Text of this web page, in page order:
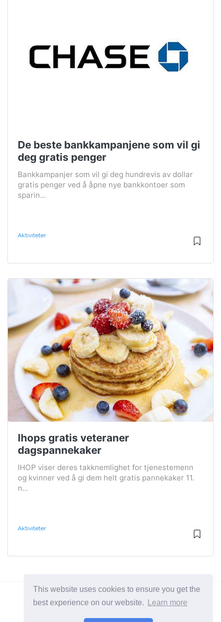
This website uses cookies to ensure you get the
best experience on our website.
Learn more
De beste bankkampanjene som vil gi
deg gratis penger
Bankkampanjer som vil gi deg hundrevis av dollar
gratis penger ved å åpne nye bankkontoer som
sparin...
Aktiviteter
Ihops gratis veteraner
dagspannekaker
IHOP viser deres takknemlighet for tjenestemenn
og kvinner ved å gi dem helt gratis pannekaker 11.
n...
Aktiviteter
2026 ©BuruNews